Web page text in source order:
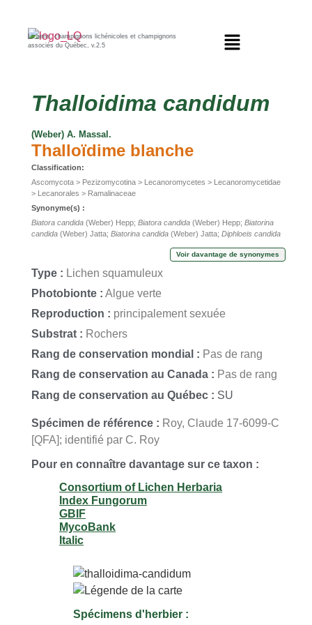
Lichens, champignons lichénicoles et champignons
associés du Québec, v.2.5
Thalloidima candidum
(Weber) A. Massal.
Thalloïdime blanche
Classification:
Ascomycota > Pezizomycotina > Lecanoromycetes > Lecanoromycetidae
> Lecanorales > Ramalinaceae
Synonyme(s) :
Biatora candida (Weber) Hepp; Biatora candida (Weber) Hepp; Biatorina
candida (Weber) Jatta; Biatorina candida (Weber) Jatta; Diphloeis candida
Lepidoma candidum(Weber) Gray;
Lepidoma candidum
(Weber) Gray;
candidusWeber;Patellaria candida(Weber) Hoffm.;
(Weber) Hoffm.;Placodium candidum(Weber) Link;
Psora candida
Hoffm.;Skolekites candidus(Weber) Norman; Skolekites candidus
(Weber) Th. Fr.
Voir davantage de synonymes
Type : Lichen squamuleux
Photobionte : Algue verte
Reproduction : principalement sexuée
Substrat : Rochers
Rang de conservation mondial : Pas de rang
Rang de conservation au Canada : Pas de rang
Rang de conservation au Québec : SU
Spécimen de référence : Roy, Claude 17-6099-C
[QFA]; identifié par C. Roy
Pour en connaître davantage sur ce taxon :
Consortium of Lichen Herbaria
Index Fungorum
GBIF
MycoBank
Italic
Spécimens d'herbier :